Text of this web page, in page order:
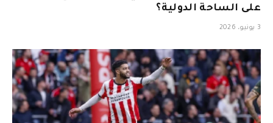
على الساحة الدولية؟
3 يونيو، 2026